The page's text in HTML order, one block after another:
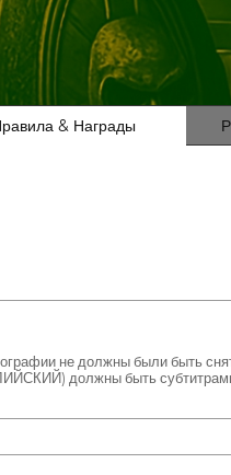
& Награды
не должны были быть
должны быть субтитрами